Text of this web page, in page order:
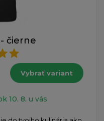
čierne
Vybrať variant
10. 8. u vás